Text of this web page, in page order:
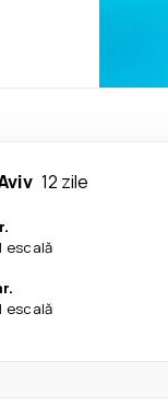
12 zile
escală
escală